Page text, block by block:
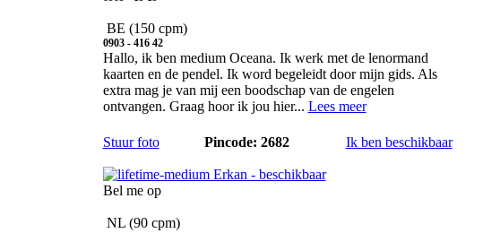
BE (150 cpm)
0903 - 416 42
Hallo, ik ben medium Oceana. Ik werk met de lenormand
kaarten en de pendel. Ik word begeleidt door mijn gids. Als
extra mag je van mij een boodschap van de engelen
ontvangen. Graag hoor ik jou hier... Lees meer
Stuur foto Pincode: 2682
Ik ben beschikbaar
Bel me op
NL (90 cpm)